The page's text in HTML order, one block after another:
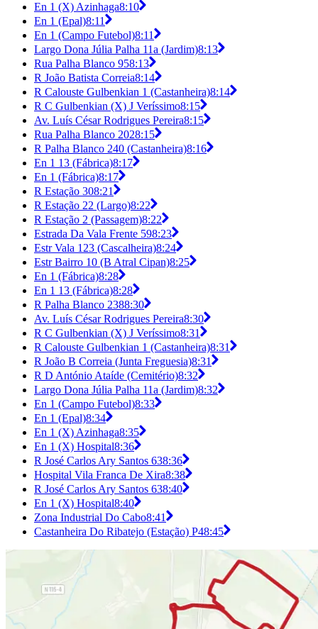
En 1 (X) Azinhaga8:10
En 1 (Epal)8:11
En 1 (Campo Futebol)8:11
Largo Dona Júlia Palha 11a (Jardim)8:13
Rua Palha Blanco 958:13
R João Batista Correia8:14
R Calouste Gulbenkian 1 (Castanheira)8:14
R C Gulbenkian (X) J Veríssimo8:15
Av. Luís César Rodrigues Pereira8:15
Rua Palha Blanco 2028:15
R Palha Blanco 240 (Castanheira)8:16
En 1 13 (Fábrica)8:17
En 1 (Fábrica)8:17
R Estação 308:21
R Estação 22 (Largo)8:22
R Estação 2 (Passagem)8:22
Estrada Da Vala Frente 598:23
Estr Vala 123 (Cascalheira)8:24
Estr Bairro 10 (B Atral Cipan)8:25
En 1 (Fábrica)8:28
En 1 13 (Fábrica)8:28
R Palha Blanco 2388:30
Av. Luís César Rodrigues Pereira8:30
R C Gulbenkian (X) J Veríssimo8:31
R Calouste Gulbenkian 1 (Castanheira)8:31
R João B Correia (Junta Freguesia)8:31
R D António Ataíde (Cemitério)8:32
Largo Dona Júlia Palha 11a (Jardim)8:32
En 1 (Campo Futebol)8:33
En 1 (Epal)8:34
En 1 (X) Azinhaga8:35
En 1 (X) Hospital8:36
R José Carlos Ary Santos 638:36
Hospital Vila Franca De Xira8:38
R José Carlos Ary Santos 638:40
En 1 (X) Hospital8:40
Zona Industrial Do Cabo8:41
Castanheira Do Ribatejo (Estação) P48:45